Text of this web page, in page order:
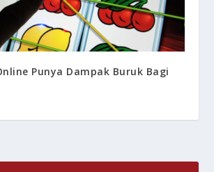
Punya Dampak Buruk Bagi